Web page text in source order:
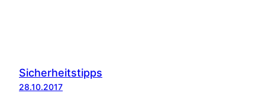
Sicherheitstipps
28.10.2017